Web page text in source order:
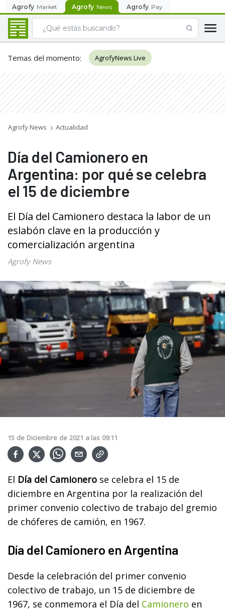
Agrofy Market Agrofy News Agrofy Pay
Temas del momento: AgrofyNews Live
Agrofy News Actualidad
Día del Camionero en
Argentina: por qué se celebra
el 15 de diciembre
El Día del Camionero destaca la labor de un
eslabón clave en la producción y
comercialización argentina
Agrofy News
15 de Diciembre de 2021 a las 09:11
El Día del Camionero se celebra el 15 de
diciembre en Argentina por la realización del
primer convenio colectivo de trabajo del gremio
de chóferes de camión, en 1967.
Día del Camionero en Argentina
Desde la celebración del primer convenio
colectivo de trabajo, un 15 de diciembre de
1967, se conmemora el Día del Camionero en